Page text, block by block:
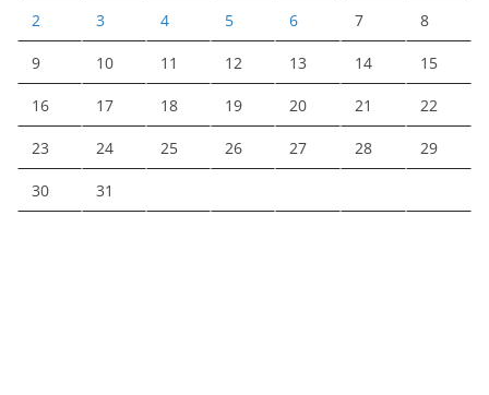
2 3 4 5 6 7 8
9 10 11 12 13 14 15
16 17 18 19 20 21 22
23 24 25 26 27 28 29
30 31